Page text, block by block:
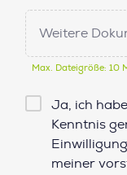
Weitere
Max. Dateigröße: 10
Checkbox
Datenschutz*
Ja, ich
Kenntnis
meiner